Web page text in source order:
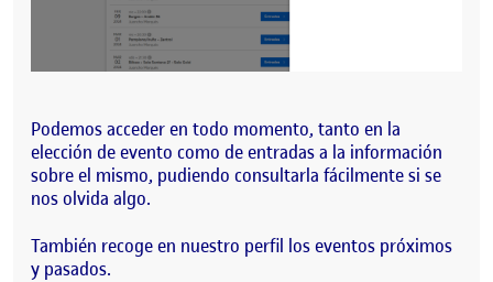
Podemos acceder en todo momento, tanto en la
elección de evento como de entradas a la información
sobre el mismo, pudiendo consultarla fácilmente si se
nos olvida algo.
También recoge en nuestro perfil los eventos próximos
y pasados.